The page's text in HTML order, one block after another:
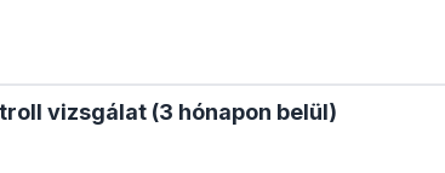
vizsgálat (3 hónapon belül)